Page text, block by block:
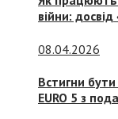
війни:
08.04.2026
Встигни
EURO 5 з